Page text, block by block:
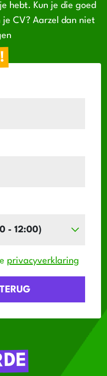
hebt. Kun je die goed
CV? Aarzel dan niet
privacyverklaring